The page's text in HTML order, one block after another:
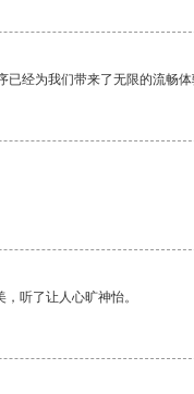
已经为我们带来了无限的流畅体
听了让人心旷神怡。